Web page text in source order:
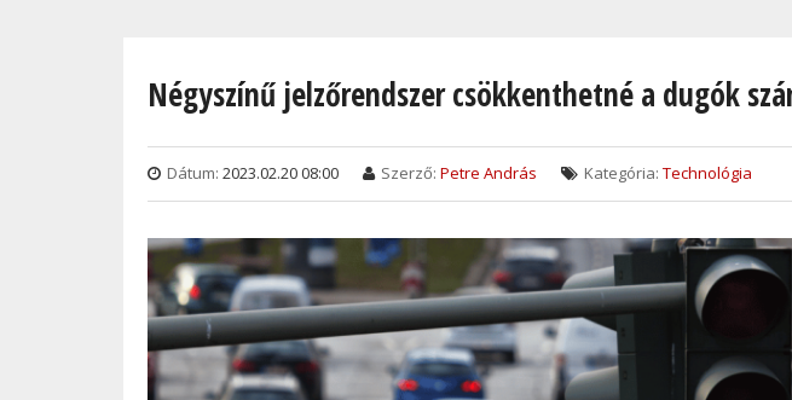
Négyszínű jelzőrendszer csökkenthetné a dugók
Dátum: 2023.02.20 08:00 Szerző: Petre András Kategória: Technológia